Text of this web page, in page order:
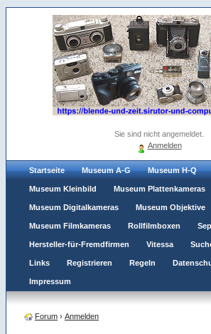
Sie sind nicht angemeldet.
Anmelden
Startseite Museum A-G Museum H-Q
Museum Kleinbild Museum Plattenkameras
Museum Digitalkameras Museum Objektive
Museum Filmkameras Rollfilmboxen
Hersteller-für-Fremdfirmen Vitessa
Links Registrieren Regeln
Impressum
Forum › Anmelden